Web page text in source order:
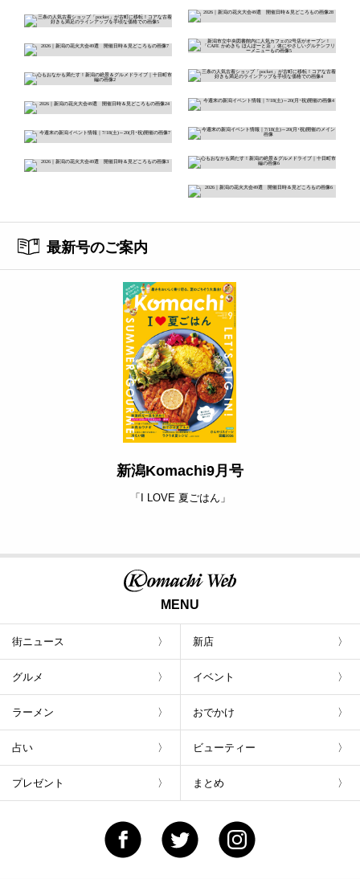
最新号のご案内
新潟Komachi9月号
「I LOVE 夏ごはん」
MENU
街ニュース 新店
グルメ イベント
ラーメン おでかけ
占い ビューティー
プレゼント まとめ